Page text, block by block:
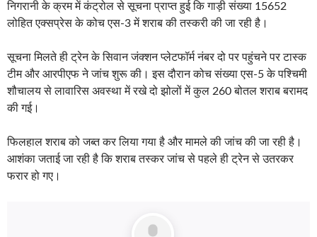
निगरानी के क्रम में कंट्रोल से सूचना प्राप्त हुई कि गाड़ी संख्या 15652
लोहित एक्सप्रेस के कोच एस-3 में शराब की तस्करी की जा रही है।
सूचना मिलते ही ट्रेन के सिवान जंक्शन प्लेटफॉर्म नंबर दो पर पहुंचने पर टास्क
टीम और आरपीएफ ने जांच शुरू की। इस दौरान कोच संख्या एस-5 के पश्चिमी
शौचालय से लावारिस अवस्था में रखे दो झोलों में कुल 260 बोतल शराब बरामद
की गई।
फिलहाल शराब को जब्त कर लिया गया है और मामले की जांच की जा रही है।
आशंका जताई जा रही है कि शराब तस्कर जांच से पहले ही ट्रेन से उतरकर
फरार हो गए।